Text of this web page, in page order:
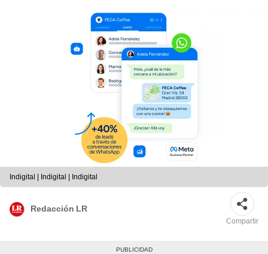
Indigital | Indigital | Indigital
Redacción LR
Compartir